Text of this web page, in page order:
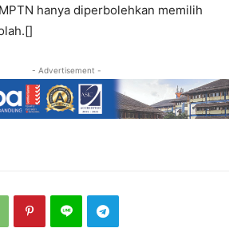
hanya diperbolehkan memilih
- Advertisement -